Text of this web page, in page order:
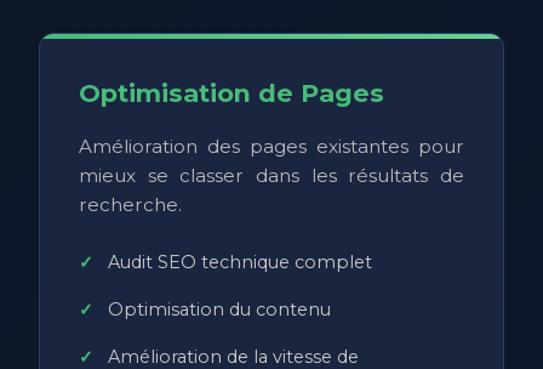
Optimisation de Pages
Amélioration des pages existantes pour
mieux se classer dans les résultats de
recherche.
Audit SEO technique complet
Optimisation du contenu
Amélioration de la vitesse de